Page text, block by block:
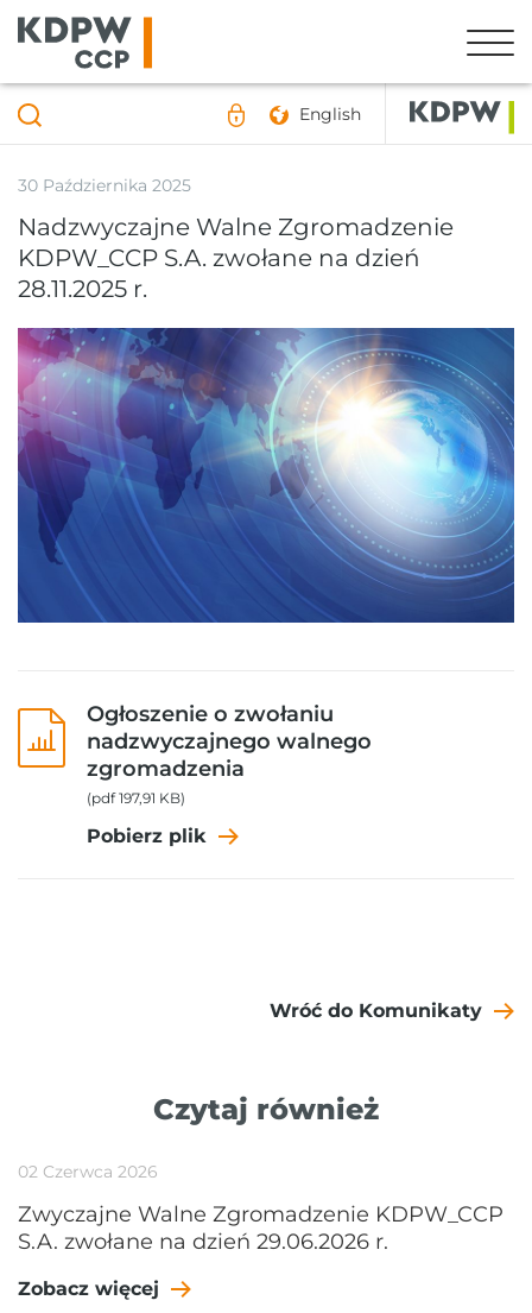
English
30 Października 2025
Nadzwyczajne Walne Zgromadzenie
KDPW_CCP S.A. zwołane na dzień
28.11.2025 r.
Ogłoszenie o zwołaniu
nadzwyczajnego walnego
zgromadzenia
(pdf 197,91 KB)
Pobierz plik
Wróć do Komunikaty
Czytaj również
02 Czerwca 2026
Zwyczajne Walne Zgromadzenie KDPW_CCP
S.A. zwołane na dzień 29.06.2026 r.
Zobacz więcej